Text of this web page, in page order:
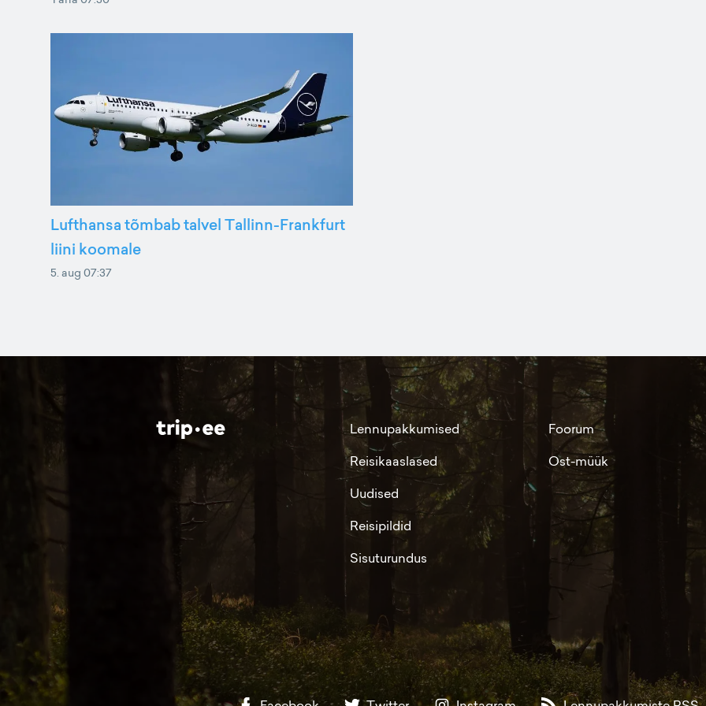
Lufthansa tõmbab talvel Tallinn-Frankfurt
liini koomale
5. aug 07:37
Lennupakkumised
Reisikaaslased
Uudised
Reisipildid
Sisuturundus
Foorum
Ost-müük